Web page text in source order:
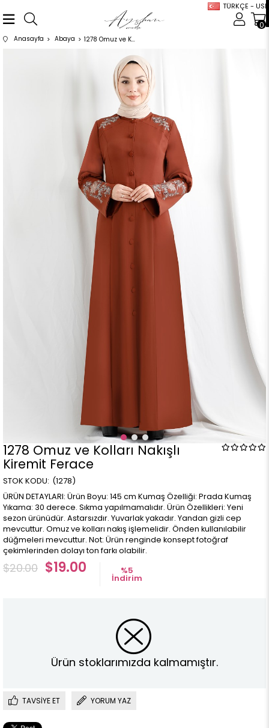
TÜRKÇE - USD
0
Anasayfa Abaya 1278 Omuz ve Kolları Nakışlı Kiremit Ferace
1278 Omuz ve Kolları Nakışlı
Kiremit Ferace
(1278)
ÜRÜN DETAYLARI: Ürün Boyu: 145 cm Kumaş Özelliği: Prada Kumaş
Yıkama: 30 derece. Sıkma yapılmamalıdır. Ürün Özellikleri: Yeni
sezon ürünüdür. Astarsızdır. Yuvarlak yakadır. Yandan gizli cep
mevcuttur. Omuz ve kolları nakış işlemelidir. Önden kullanılabilir
düğmeleri mevcuttur. Not: Ürün renginde konsept fotoğraf
çekimlerinden dolayı ton farkı olabilir.
$20.00 $19.00 %5
İndirim
Ürün stoklarımızda kalmamıştır.
TAVSIYE ET YORUM YAZ